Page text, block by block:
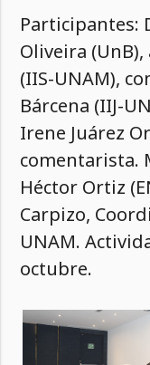
Participantes:
Oliveira
(IIS-UNAM),
Bárcena (IIJ-
Irene Juárez
comentarista.
Héctor Ortiz
Carpizo,
UNAM.
octubre.